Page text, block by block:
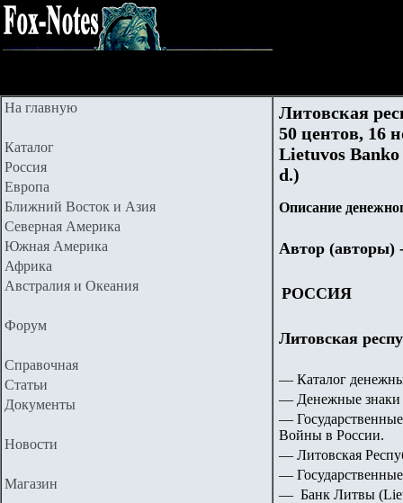
На главную
Каталог
Россия
Европа
Ближний Восток и Азия
Северная Америка
Южная Америка
Африка
Австралия и Океания
Форум
Справочная
Статьи
Документы
Новости
Магазин
Литовская
50 центов, 16
Lietuvos
d.)
Описание
Автор (авторы)
РОССИЯ
Литовская
— Каталог
— Денежные знаки
—
Войны в России.
— Литовская
—
— Банк Литвы